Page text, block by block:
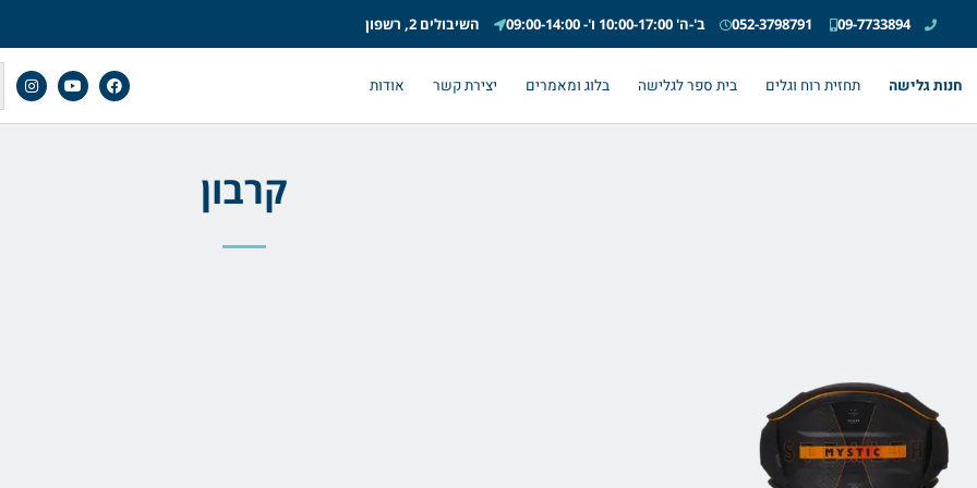
09-7733894
052-3798791 ב'-ה' 10:00-17:00 ו'- 09:00-14:00 השיבולים 2, רשפון
חנות גלישה תחזית רוח וגלים בית ספר לגלישה בלוג ומאמרים יצירת קשר אודות
קרבון